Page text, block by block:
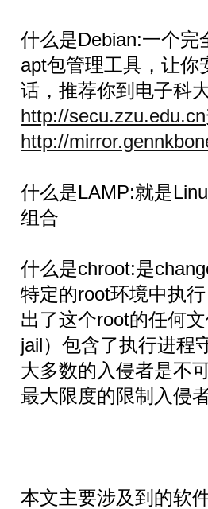
什么是Debian:一个完
apt包管理工具，让你
话，推荐你到电子科
http://secu.zzu.edu.cn
http://
什么是LAMP:就是
组合
什么是chroot:是
特定的root环境中执
出了这个root的任何
jail）包含了执行进程
大多数的入侵者是不
最大限度的限制入侵
本文主要涉及到的软